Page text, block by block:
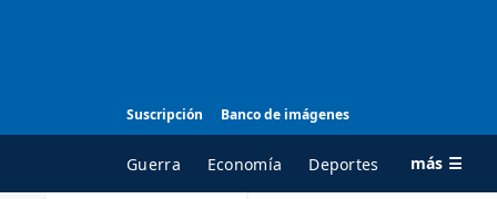
Suscripción Banco de imágenes
Guerra Economía Deportes más ☰